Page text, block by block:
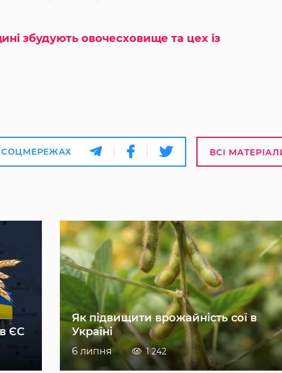
збудують овочесховище та цех із
СОЦМЕРЕЖАХ ВСІ
ЄС
Як підвищити врожайність сої в
Україні
6 липня 1 242